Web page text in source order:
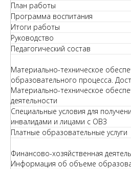
План работы
Программа воспитания
Итоги работы
Руководство
Педагогический состав
Материально-техническое
образовательного процесса.
Материально-техническое
деятельности
Специальные условия для
инвалидами и лицами с ОВЗ
Платные образовательные услуги
Финансово-хозяйственная
Информация об объеме